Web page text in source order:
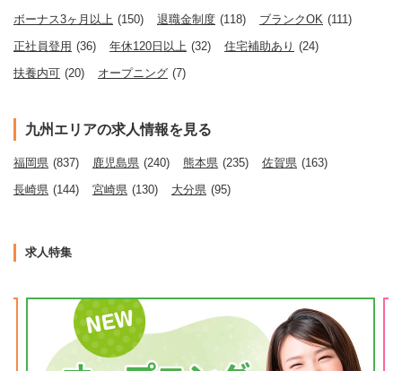
ボーナス3ヶ月以上 (150) 退職金制度 (118) ブランクOK (111)
正社員登用 (36) 年休120日以上 (32) 住宅補助あり (24)
扶養内可 (20) オープニング (7)
九州エリアの求人情報を見る
福岡県 (837) 鹿児島県 (240) 熊本県 (235) 佐賀県 (163)
長崎県 (144) 宮崎県 (130) 大分県 (95)
求人特集